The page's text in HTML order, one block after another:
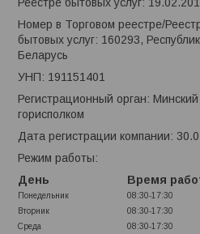
Номер в Торговом реестре/
бытовых услуг: 160293,
Беларусь
УНП: 191151401
Регистрационный орган: Минский
горисполком
Дата регистрации компании:
Режим работы:
День
Время
Понедельник
08:30-17:30
Вторник
08:30-17:30
Среда
08:30-17:30